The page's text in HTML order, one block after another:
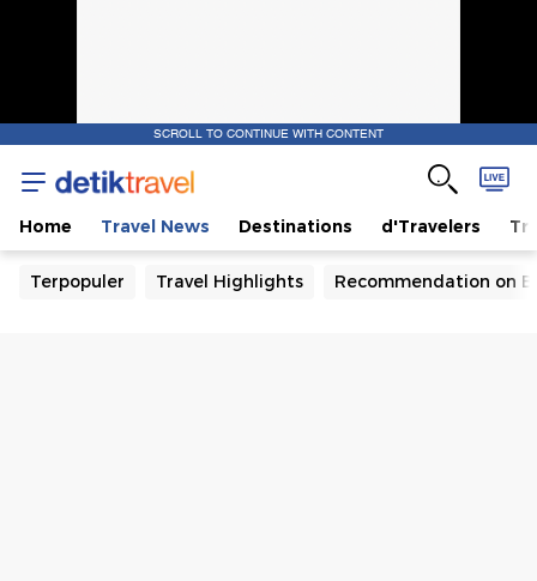
SCROLL TO CONTINUE WITH CONTENT
Home Travel News Destinations d'Travelers
Terpopuler Travel Highlights Recommendation on